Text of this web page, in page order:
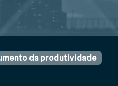
da produtividade